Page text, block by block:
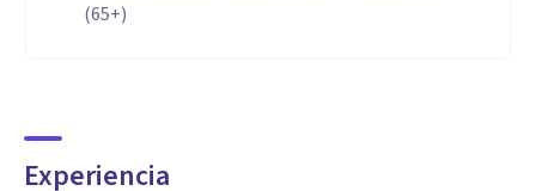
(65+)
Experiencia